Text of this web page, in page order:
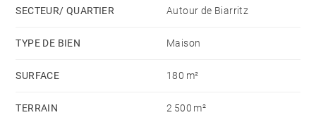
SECTEUR/ QUARTIER Autour de Biarritz
TYPE DE BIEN Maison
SURFACE 180 m²
TERRAIN 2 500 m²